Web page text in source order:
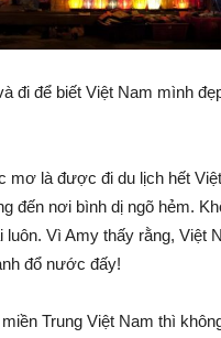
đi để biết Việt Nam mình
mơ là được đi du lịch hết
đến nơi bình dị ngõ hẻm.
Vì Amy thấy rằng, Việt
đổ nước đấy!
Trung Việt Nam thì